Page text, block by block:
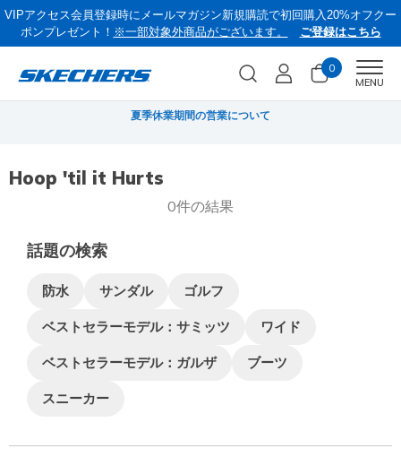
VIPアクセス会員登録時にメールマガジン新規購読で初回購入20%オフクー
ポンプレゼント！ ※一部対象外商品がございます。 ご登録はこちら
0
MENU
夏季休業期間の営業について
Hoop 'til it Hurts
0件の結果
話題の検索
防水 サンダル ゴルフ
ベストセラーモデル：サミッツ ワイド
ベストセラーモデル：ガルザ ブーツ
スニーカー